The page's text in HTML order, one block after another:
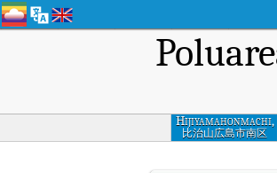
Hijiyamahonmachi,
Hiroshima
比治山広島市南区